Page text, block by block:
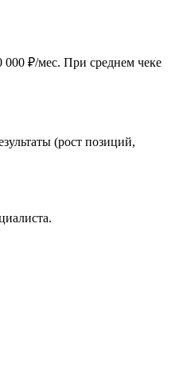
000 ₽/мес. При среднем чеке
(рост позиций,